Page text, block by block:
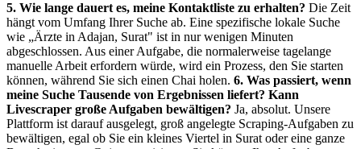
5. Wie lange dauert es, meine Kontaktliste zu erhalten? Die Zeit
hängt vom Umfang Ihrer Suche ab. Eine spezifische lokale Suche
wie „Ärzte in Adajan, Surat" ist in nur wenigen Minuten
abgeschlossen. Aus einer Aufgabe, die normalerweise tagelange
manuelle Arbeit erfordern würde, wird ein Prozess, den Sie starten
können, während Sie sich einen Chai holen. 6. Was passiert, wenn
meine Suche Tausende von Ergebnissen liefert? Kann
Livescraper große Aufgaben bewältigen? Ja, absolut. Unsere
Plattform ist darauf ausgelegt, groß angelegte Scraping-Aufgaben zu
bewältigen, egal ob Sie ein kleines Viertel in Surat oder eine ganze